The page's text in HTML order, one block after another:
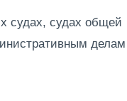
судах, судах общей
делам